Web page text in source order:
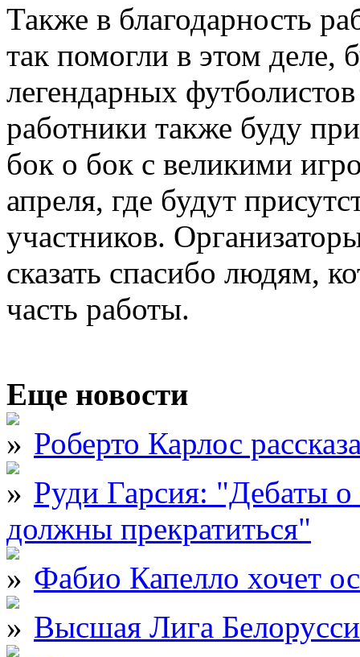
Также в благодарность
так помогли в этом деле,
легендарных
работники также буду
бок о бок с великими
апреля, где будут
участников.
сказать спасибо людям,
часть работы.
Еще новости
Роберто Карлос
Руди Гарсия: "Дебаты
должны прекратиться"
Фабио Капелло хочет
Высшая Лига